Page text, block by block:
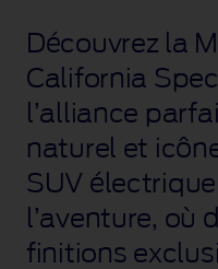
Mach-
California
Special
Star
garée
long
d'une
route
Découvrez la
California
l’alliance
naturel et
SUV
l’aventure, où
finitions